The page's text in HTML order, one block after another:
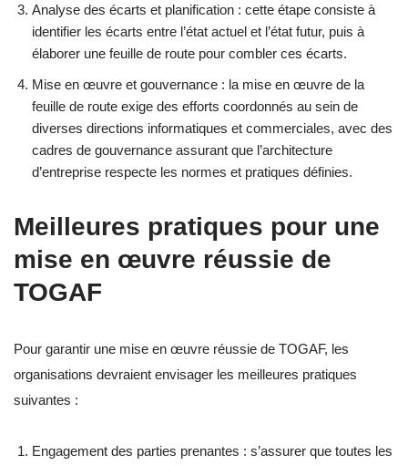
Analyse des écarts et planification : cette étape consiste à
identifier les écarts entre l’état actuel et l’état futur, puis à
élaborer une feuille de route pour combler ces écarts.
Mise en œuvre et gouvernance : la mise en œuvre de la
feuille de route exige des efforts coordonnés au sein de
diverses directions informatiques et commerciales, avec des
cadres de gouvernance assurant que l’architecture
d’entreprise respecte les normes et pratiques définies.
Meilleures pratiques pour une
mise en œuvre réussie de
TOGAF
Pour garantir une mise en œuvre réussie de TOGAF, les
organisations devraient envisager les meilleures pratiques
suivantes :
Engagement des parties prenantes : s’assurer que toutes les